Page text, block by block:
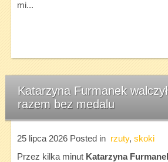
mi...
Katarzyna Furmanek
razem bez medalu
25 lipca 2026Posted in rzuty, skoki
Przez kilka minut Katarzyna